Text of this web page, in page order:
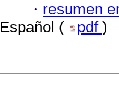
· resumen
Español (
pdf )